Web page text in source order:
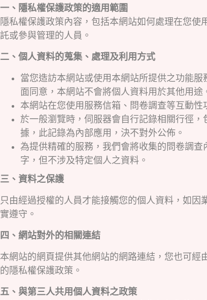
一、隱私權保護政策的適用範圍
隱私權保護政策內容，包括本網站如何處理在您
託或參與管理的人員。
二、個人資料的蒐集、處理及利用方式
當您造訪本網站或使用本網站所提供之功能
面同意，本網站不會將個人資料用於其他用途
本網站在您使用服務信箱、問卷調查等互動
於一般瀏覽時，伺服器會自行記錄相關行徑
據，此記錄為內部應用，決不對外公佈。
為提供精確的服務，我們會將收集的問卷調
字，但不涉及特定個人之資料。
三、資料之保護
只由經過授權的人員才能接觸您的個人資料，如
實遵守。
四、網站對外的相關連結
本網站的網頁提供其他網站的網路連結，您也可
的隱私權保護政策。
五、與第三人共用個人資料之政策